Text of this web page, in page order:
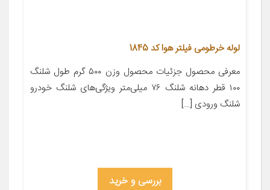
لوله خرطومی فیلتر هوا کد 1845
معرفی محصول جزئیات محصول وزن ۵۰۰ گرم طول شلنگ
۱۰۰ قطر دهانه شلنگ ۷۶ میلی‌متر ویژگی‌های شلنگ خودرو
شلنگ ورودی […]
بررسی و خرید